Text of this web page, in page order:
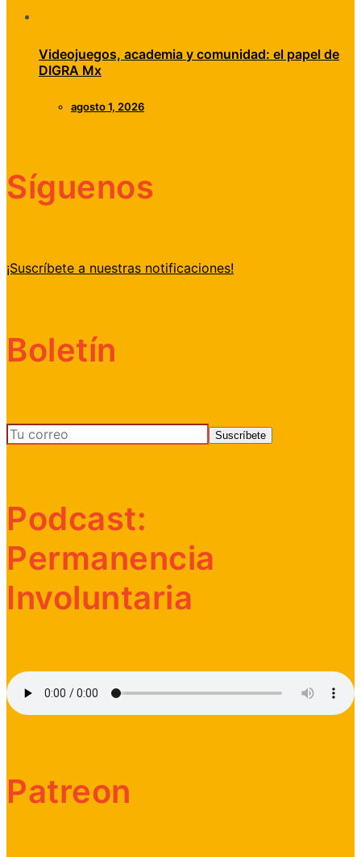
Videojuegos, academia y comunidad: el papel de
DIGRA Mx
agosto 1, 2026
Síguenos
¡Suscríbete a nuestras notificaciones!
Boletín
Podcast:
Permanencia
Involuntaria
Patreon